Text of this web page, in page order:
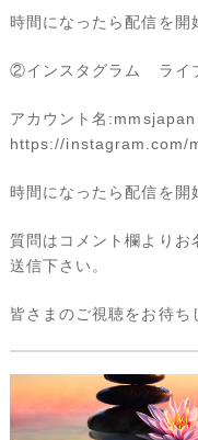
時間になったら配信を開
②インスタグラム ライ
アカウント名:mmsjapan
https://instagram.com/
時間になったら配信を開
質問はコメント欄よりお
送信下さい。
皆さまのご視聴をお待ち